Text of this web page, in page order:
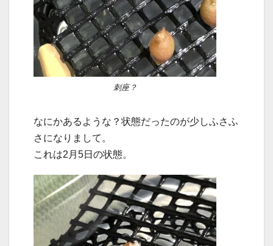
刺座？
なにかあるような？状態だったのが少しふさふ
さになりまして。
これは2月5日の状態。